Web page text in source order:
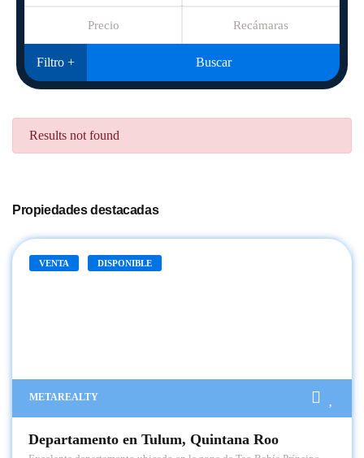
Filtro + Buscar
Results not found
Propiedades destacadas
VENTA DISPONIBLE
METAREALTY
Departamento en Tulum, Quintana Roo